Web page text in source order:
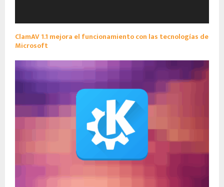
ClamAV 1.1 mejora el funcionamiento con las tecnologías de
Microsoft